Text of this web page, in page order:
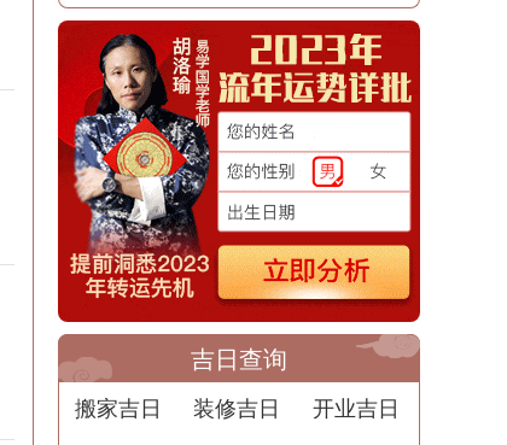
吉日查询
搬家吉日 装修吉日
开业吉日